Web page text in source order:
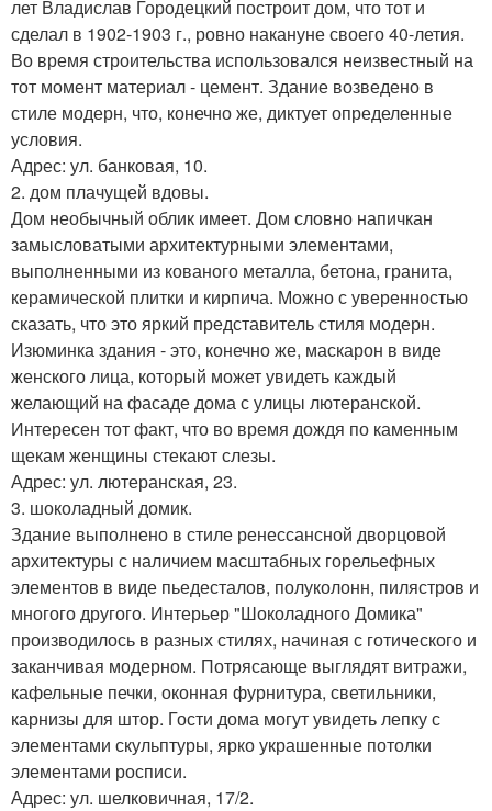
лет Владислав Городецкий построит дом, что тот и
сделал в 1902-1903 г., ровно накануне своего 40-летия.
Во время строительства использовался неизвестный на
тот момент материал - цемент. Здание возведено в
стиле модерн, что, конечно же, диктует определенные
условия.
Адрес: ул. банковая, 10.
2. дом плачущей вдовы.
Дом необычный облик имеет. Дом словно напичкан
замысловатыми архитектурными элементами,
выполненными из кованого металла, бетона, гранита,
керамической плитки и кирпича. Можно с уверенностью
сказать, что это яркий представитель стиля модерн.
Изюминка здания - это, конечно же, маскарон в виде
женского лица, который может увидеть каждый
желающий на фасаде дома с улицы лютеранской.
Интересен тот факт, что во время дождя по каменным
щекам женщины стекают слезы.
Адрес: ул. лютеранская, 23.
3. шоколадный домик.
Здание выполнено в стиле ренессансной дворцовой
архитектуры с наличием масштабных горельефных
элементов в виде пьедесталов, полуколонн, пилястров и
многого другого. Интерьер "Шоколадного Домика"
производилось в разных стилях, начиная с готического и
заканчивая модерном. Потрясающе выглядят витражи,
кафельные печки, оконная фурнитура, светильники,
карнизы для штор. Гости дома могут увидеть лепку с
элементами скульптуры, ярко украшенные потолки
элементами росписи.
Адрес: ул. шелковичная, 17/2.